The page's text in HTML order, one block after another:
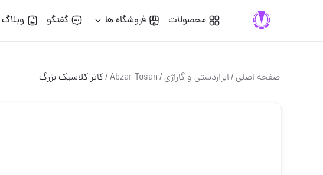
محصولات فروشگاه ها گفتگو وبلاگ
صفحه اصلی/ابزاردستی و گاراژی/
Abzar Tosan
/کاتر کلاسیک بزرگ